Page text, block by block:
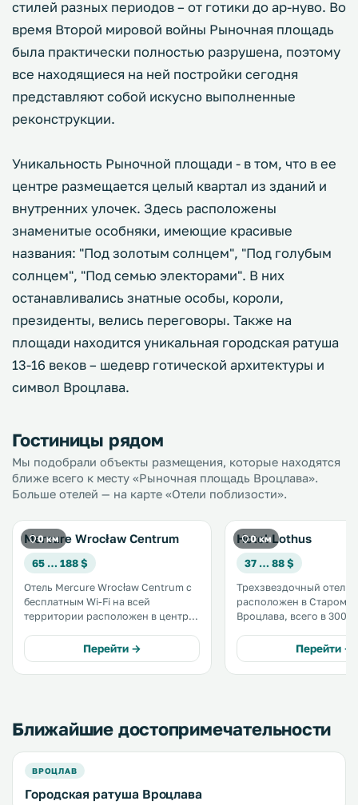
стилей разных периодов – от готики до ар-нуво. Во
время Второй мировой войны Рыночная площадь
была практически полностью разрушена, поэтому
все находящиеся на ней постройки сегодня
представляют собой искусно выполненные
реконструкции.
Уникальность Рыночной площади - в том, что в ее
центре размещается целый квартал из зданий и
внутренних улочек. Здесь расположены
знаменитые особняки, имеющие красивые
названия: "Под золотым солнцем", "Под голубым
солнцем", "Под семью электорами". В них
останавливались знатные особы, короли,
президенты, велись переговоры. Также на
площади находится уникальная городская ратуша
13-16 веков – шедевр готической архитектуры и
символ Вроцлава.
Гостиницы рядом
Мы подобрали объекты размещения, которые находятся
ближе всего к месту «Рыночная площадь Вроцлава».
Больше отелей — на карте «Отели поблизости».
0 км
Mercure Wrocław Centrum
65 … 188 $
Отель Mercure Wrocław Centrum с
бесплатным Wi-Fi на всей
территории расположен в центре
метрах от Раклавицкой панорамы.
Просторные номера оснащены
телевизором с кабельными
Перейти →
0 км
Hotel Lothus
37 … 88 $
Трехзвездочный отель
расположен в Старом
Вроцлава, всего в 300
услугам гостей
бесплатным WiFi. .
Перейти →
Ближайшие достопримечательности
ВРОЦЛАВ
Городская ратуша Вроцлава